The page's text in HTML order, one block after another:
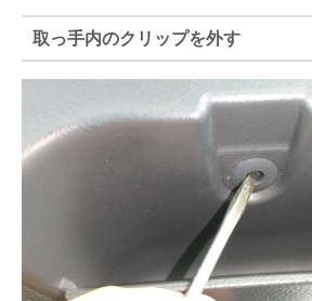
取っ手内のクリップを外す